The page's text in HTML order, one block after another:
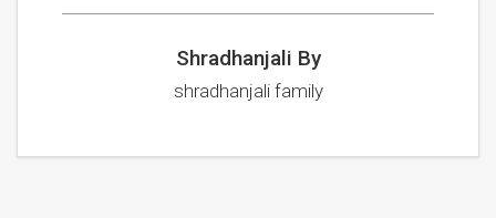
Shradhanjali By
shradhanjali family